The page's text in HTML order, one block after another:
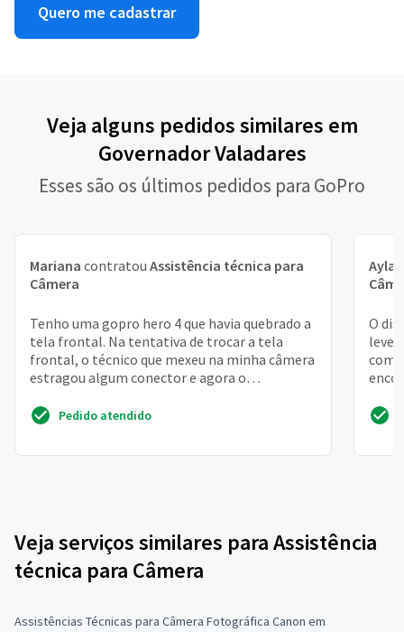
Quero me cadastrar
Veja alguns pedidos similares em
Governador Valadares
Esses são os últimos pedidos para GoPro
Mariana contratou Assistência técnica para
Câmera
Tenho uma gopro hero 4 que havia quebrado a
tela frontal. Na tentativa de trocar a tela
frontal, o técnico que mexeu na minha câmera
estragou algum conector e agora o
Pedido atendido
Ayla
O
levei
Veja serviços similares para Assistência
técnica para Câmera
Assistências Técnicas para Câmera Fotográfica Canon em